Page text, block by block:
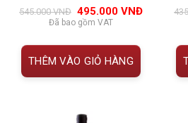
đánh giá
545.000VNĐ Giá
gốc
là:
545.000 VNĐ.
495.000 VNĐGiá
495.000
Đã bao gồm VAT
THÊM VÀO GIỎ HÀNG